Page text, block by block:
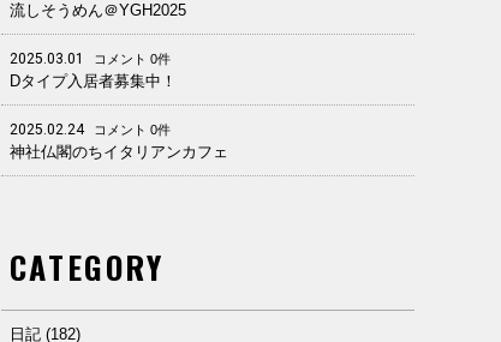
流しそうめん＠YGH2025
2025.03.01 コメント 0件
Dタイプ入居者募集中！
2025.02.24 コメント 0件
神社仏閣のちイタリアンカフェ
CATEGORY
日記 (182)